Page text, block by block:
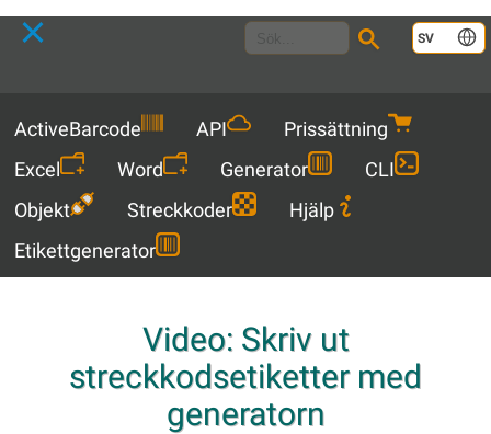
SV
ActiveBarcode API
Prissättning
Excel
Word Generator
CLI
Objekt
Streckkoder
Hjälp
Etikettgenerator
Video: Skriv ut
streckkodsetiketter med
generatorn